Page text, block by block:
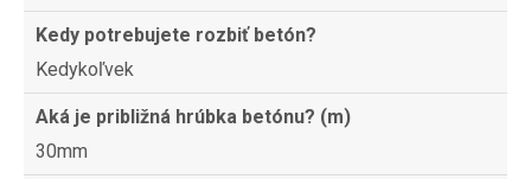
Kedy potrebujete rozbiť betón?
Kedykoľvek
Aká je približná hrúbka betónu? (m)
30mm